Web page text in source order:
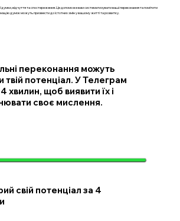
думки, відчуття та спостереження. Це допоможе вам систематизувати ваші переконання та помітити
думок можуть призвести до істотних змін у вашому житті та розвитку.
переконання можуть
твій потенціал. У Телеграм
хвилин, щоб виявити їх і
своє мислення.
свій потенціал за 4